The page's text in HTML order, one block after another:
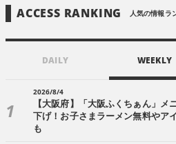
ACCESS RANKING 人気の情報ラ
DAILY WEEKLY
2026/8/4
【大阪府】「大阪ふくちぁん」メ
下げ！お子さまラーメン無料やア
も